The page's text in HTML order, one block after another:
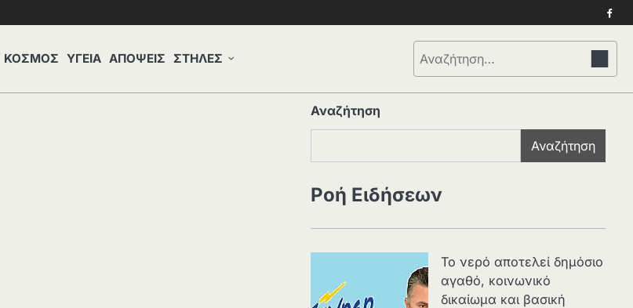
ΚΟΣΜΟΣ ΥΓΕΙΑ ΑΠΟΨΕΙΣ ΣΤΗΛΕΣ
Αναζήτηση
για:
Αναζήτηση
Αναζήτηση
Ροή Ειδήσεων
Το νερό αποτελεί δημόσιο
αγαθό, κοινωνικό
δικαίωμα και βασική